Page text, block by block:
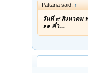
Pattana said: ↑
วันที่ ๙ สิงหาคม
๑๑ ค่ำ…